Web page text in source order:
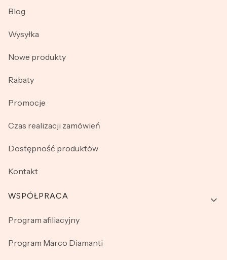
Blog
Wysyłka
Nowe produkty
Rabaty
Promocje
Czas realizacji zamówień
Dostępność produktów
Kontakt
WSPÓŁPRACA
Program afiliacyjny
Program Marco Diamanti